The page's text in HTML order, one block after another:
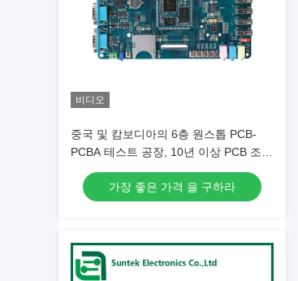
비디오
중국 및 캄보디아의 6층 원스톱 PCB-
PCBA 테스트 공장, 10년 이상 PCB 조립
서비스 제공
가장 좋은 가격 을 구하라